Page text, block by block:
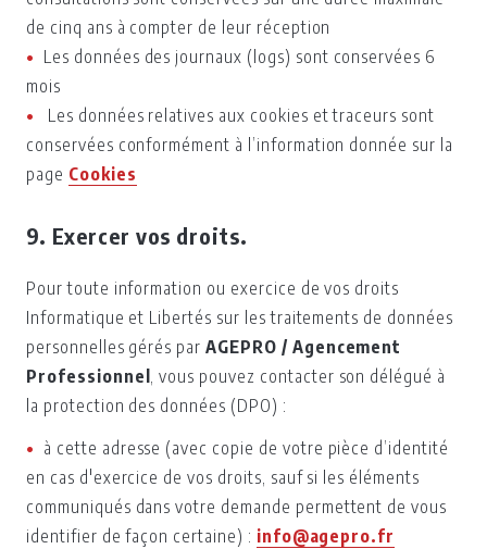
de cinq ans à compter de leur réception
Les données des journaux (logs) sont conservées 6
mois
Les données relatives aux cookies et traceurs sont
conservées conformément à l’information donnée sur la
page Cookies
9. Exercer vos droits.
Pour toute information ou exercice de vos droits
Informatique et Libertés sur les traitements de données
personnelles gérés parAGEPRO / Agencement
Professionnel , vous pouvez contacter son délégué à
la protection des données (DPO) :
à cette adresse (avec copie de votre pièce d’identité
en cas d'exercice de vos droits, sauf si les éléments
communiqués dans votre demande permettent de vous
identifier de façon certaine) : info@agepro.fr